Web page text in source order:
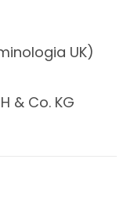
UK)
& Co. KG